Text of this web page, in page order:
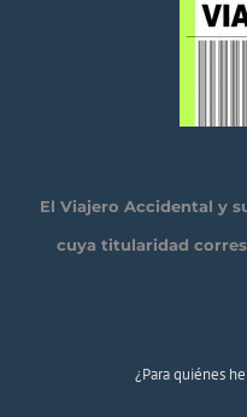
El Viajero Accidental y
cuya titularidad
¿Para quiénes